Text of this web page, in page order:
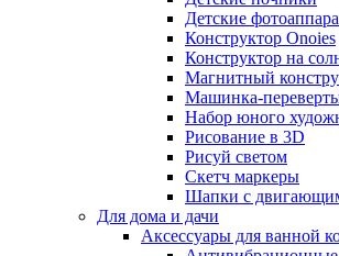
Детские
Конструктор Onoies
Конструктор на
Магнитный
Машинка-
Набор юного
Рисование в 3D
Рисуй светом
Скетч маркеры
Шапки с
Для дома и дачи
Аксессуары для ванной